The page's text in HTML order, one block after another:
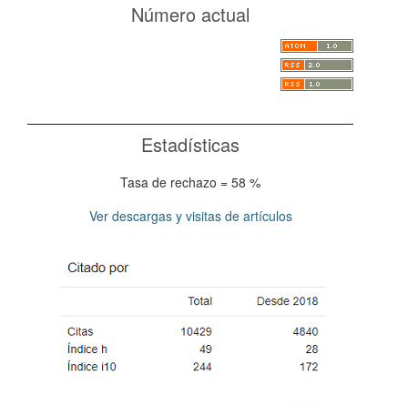
Número actual
Estadísticas
Tasa de rechazo = 58 %
Ver descargas y visitas de artículos